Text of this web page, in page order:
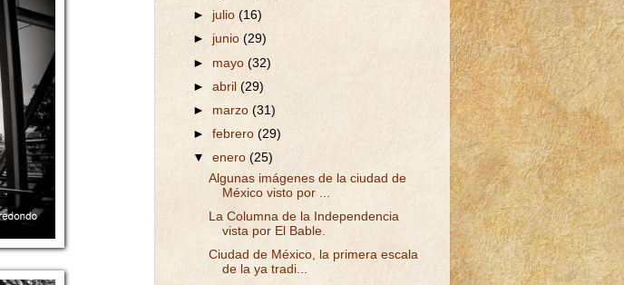
► julio(16)
► junio(29)
► mayo(32)
►abril(29)
► marzo(31)
►febrero(29)
▼enero(25)
Algunas imágenes de la ciudad de
México visto por ...
La Columna de la Independencia
vista por El Bable.
Ciudad de México, la primera escala
de la ya tradi...